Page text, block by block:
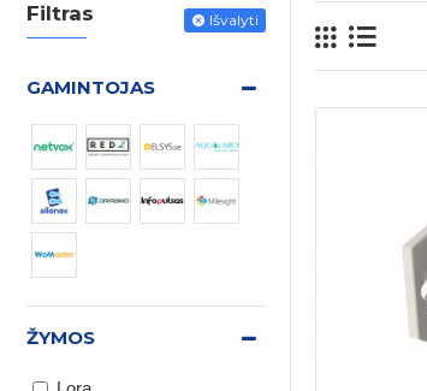
Filtras Išvalyti
GAMINTOJAS
ŽYMOS